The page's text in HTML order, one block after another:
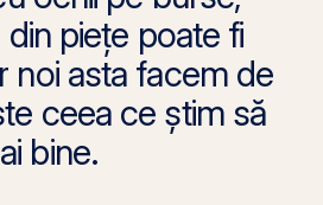
din piețe poate fi
noi asta facem de
ceea ce știm să
bine.